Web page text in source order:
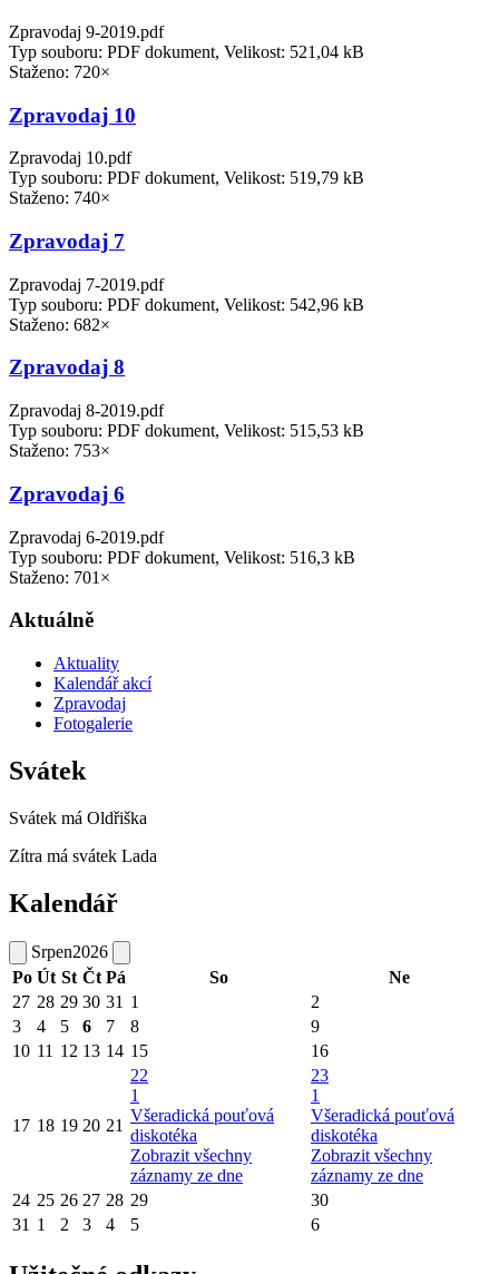
Zpravodaj 9-2019.pdf
Typ souboru: PDF dokument, Velikost: 521,04 kB
Staženo: 720×
Zpravodaj 10
Zpravodaj 10.pdf
Typ souboru: PDF dokument, Velikost: 519,79 kB
Staženo: 740×
Zpravodaj 7
Zpravodaj 7-2019.pdf
Typ souboru: PDF dokument, Velikost: 542,96 kB
Staženo: 682×
Zpravodaj 8
Zpravodaj 8-2019.pdf
Typ souboru: PDF dokument, Velikost: 515,53 kB
Staženo: 753×
Zpravodaj 6
Zpravodaj 6-2019.pdf
Typ souboru: PDF dokument, Velikost: 516,3 kB
Staženo: 701×
Aktuálně
Aktuality
Kalendář akcí
Zpravodaj
Fotogalerie
Svátek
Svátek má Oldřiška
Zítra má svátek Lada
Kalendář
Srpen2026
Po Út St Čt Pá So
Ne
27 28 29 30 31 1
2
3
4 5 6 7 8
9
10 11 12 13 14 15 16
17 18 19 20 21
22
1
Všeradická pouťová
diskotéka
Zobrazit všechny
záznamy ze dne
23
1
Všeradická pouťová
diskotéka
Zobrazit všechny
záznamy ze dne
24 25 26 27 28 29
30
31 1 2 3 4 5 6